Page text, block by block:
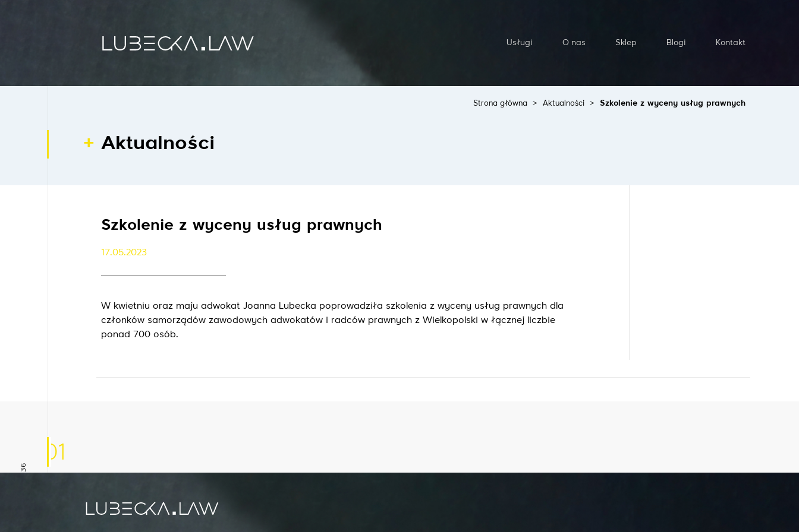
Usługi O nas Sklep Blogi Kontakt
+48 666 085 936
Strona główna > Aktualności > Szkolenie z wyceny usług prawnych
Aktualności
Szkolenie z wyceny usług prawnych
17.05.2023
W kwietniu oraz maju adwokat Joanna Lubecka poprowadziła szkolenia z wyceny usług prawnych dla
członków samorządów zawodowych adwokatów i radców prawnych z Wielkopolski w łącznej liczbie
ponad 700 osób.
01